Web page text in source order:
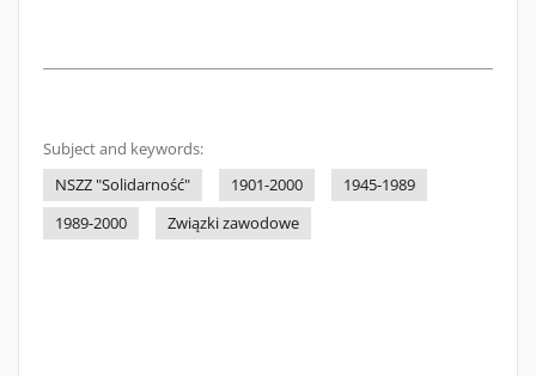
Subject and keywords:
NSZZ "Solidarność"
1901-2000
1945-1989
1989-2000
Związki zawodowe